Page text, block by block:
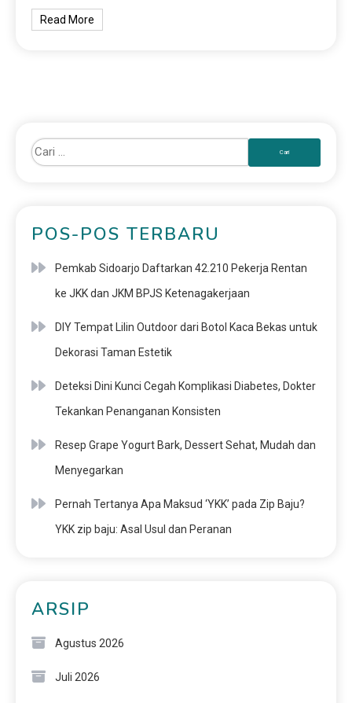
Read More
POS-POS TERBARU
Pemkab Sidoarjo Daftarkan 42.210 Pekerja Rentan
ke JKK dan JKM BPJS Ketenagakerjaan
DIY Tempat Lilin Outdoor dari Botol Kaca Bekas untuk
Dekorasi Taman Estetik
Deteksi Dini Kunci Cegah Komplikasi Diabetes, Dokter
Tekankan Penanganan Konsisten
Resep Grape Yogurt Bark, Dessert Sehat, Mudah dan
Menyegarkan
Pernah Tertanya Apa Maksud ‘YKK’ pada Zip Baju?
YKK zip baju: Asal Usul dan Peranan
ARSIP
Agustus 2026
Juli 2026